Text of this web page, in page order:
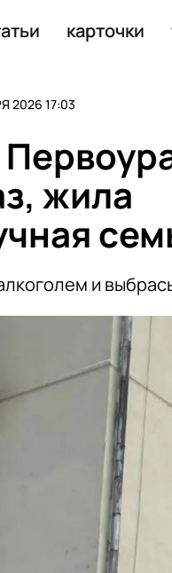
карточки
2026 17:03
жила
и